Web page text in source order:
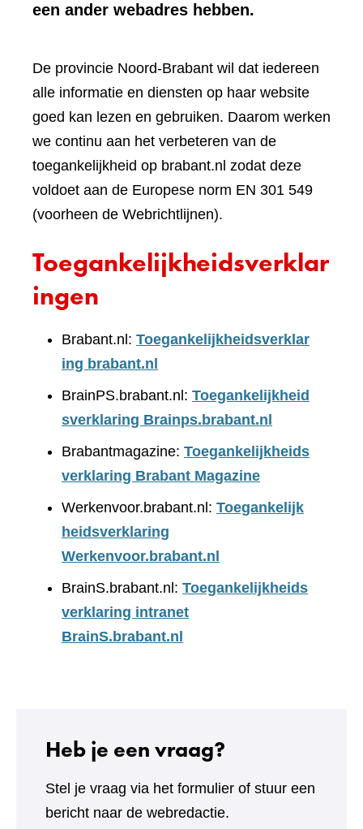
een ander webadres hebben.
De provincie Noord-Brabant wil dat iedereen
alle informatie en diensten op haar website
goed kan lezen en gebruiken. Daarom werken
we continu aan het verbeteren van de
toegankelijkheid op brabant.nl zodat deze
voldoet aan de Europese norm EN 301 549
(voorheen de Webrichtlijnen).
Toegankelijkheidsverklar
ingen
Brabant.nl: Toegankelijkheidsverklar
ing brabant.nl
BrainPS.brabant.nl: Toegankelijkheid
sverklaring Brainps.brabant.nl
Brabantmagazine: Toegankelijkheids
verklaring Brabant Magazine
Werkenvoor.brabant.nl: Toegankelijk
heidsverklaring
Werkenvoor.brabant.nl
BrainS.brabant.nl: Toegankelijkheids
verklaring intranet
BrainS.brabant.nl
Heb je een vraag?
Stel je vraag via het formulier of stuur een
bericht naar de webredactie.